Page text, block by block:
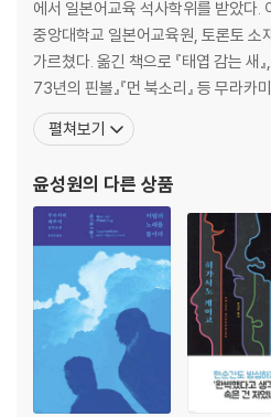
에서 일본어교육 석사학위를 받았다.
중앙대학교 일본어교육원, 토론토 소
가르쳤다. 옮긴 책으로 『태엽 감는 새』
73년의 핀볼』『먼 북소리』 등 무라카
아리카와 히로의 『사랑, 전철』, 미우
있다』, 마키네 마나부의 『가모가와 호
『토토와 함께한 내 인생 최고의 약속』,
펼쳐보기
윤성원의 다른 상품